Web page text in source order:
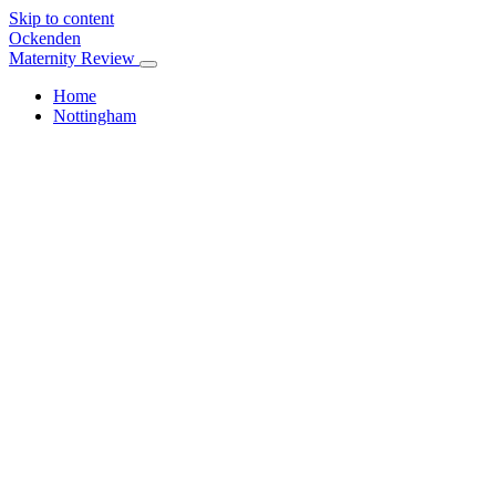
Skip to content
Ockenden
Maternity Review
Home
Nottingham